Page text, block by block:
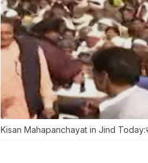
Kisan Mahapanchayat in Jind